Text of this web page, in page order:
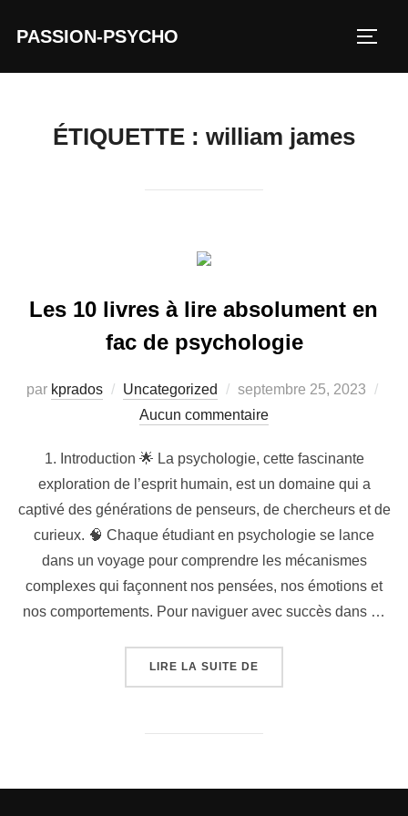
PASSION-PSYCHO
ÉTIQUETTE : william james
Les 10 livres à lire absolument en
fac de psychologie
par kprados Uncategorized
Publié
le
septembre 25, 2023
Aucun commentaire
1. Introduction 🌟 La psychologie, cette fascinante
exploration de l’esprit humain, est un domaine qui a
captivé des générations de penseurs, de chercheurs et de
curieux. 🧠 Chaque étudiant en psychologie se lance
dans un voyage pour comprendre les mécanismes
complexes qui façonnent nos pensées, nos émotions et
nos comportements. Pour naviguer avec succès dans …
LIRE LA SUITE DE